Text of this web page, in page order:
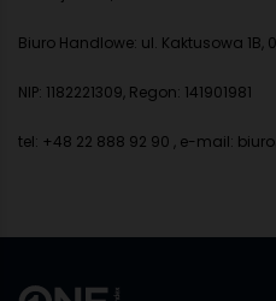
Biuro Handlowe: ul. Kaktusowa 1B,
NIP: 1182221309, Regon: 141901981
tel: +48 22 888 92 90 , e-mail: